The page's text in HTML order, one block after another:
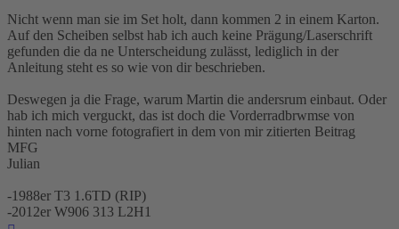
Nicht wenn man sie im Set holt, dann kommen 2 in einem Karton.
Auf den Scheiben selbst hab ich auch keine Prägung/Laserschrift
gefunden die da ne Unterscheidung zulässt, lediglich in der
Anleitung steht es so wie von dir beschrieben.
Deswegen ja die Frage, warum Martin die andersrum einbaut. Oder
hab ich mich verguckt, das ist doch die Vorderradbrwmse von
hinten nach vorne fotografiert in dem von mir zitierten Beitrag
MFG
Julian
-1988er T3 1.6TD (RIP)
-2012er W906 313 L2H1